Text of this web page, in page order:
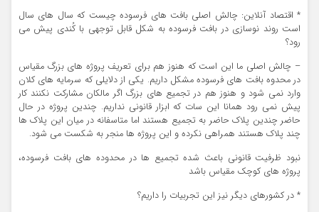
* اقتصاد آنلاین: چالش اصلی بافت های فرسوده چیست که سال های سال
است روند نوسازی در بافت فرسوده به شکل قابل توجهی با کُندی پیش می
رود؟
– چالش اصلی ما این است که هنوز هم برای تعریف پروژه های بزرگ مقیاس
در محدوه بافت های فرسوده مشکل داریم. یکی از دلایلی که سرمایه های کلان
وارد نمی شود و هنوز هم در تجمیع های بزرگ اگر مالکان مشارکت نکنند کار
پیش نمی رود همانا این سات که ابزار قانونی نداریم. چندین پروژه در حال
حاضر چندین پلاک حاضر به تجمیع هستند اما متاسفانه در میان این پلاک ها
چند پلاک هستند همراهی نکرده و این پروژه ها منجر به شکست می شود.
نبود ظرفیت قانونی باعث شده تجمیع ها در محدوده های بافت فرسوده،
پروژه های کوچک مقیاس باشد
* در کشورهای دیگر نیز این تجربیات را داریم؟